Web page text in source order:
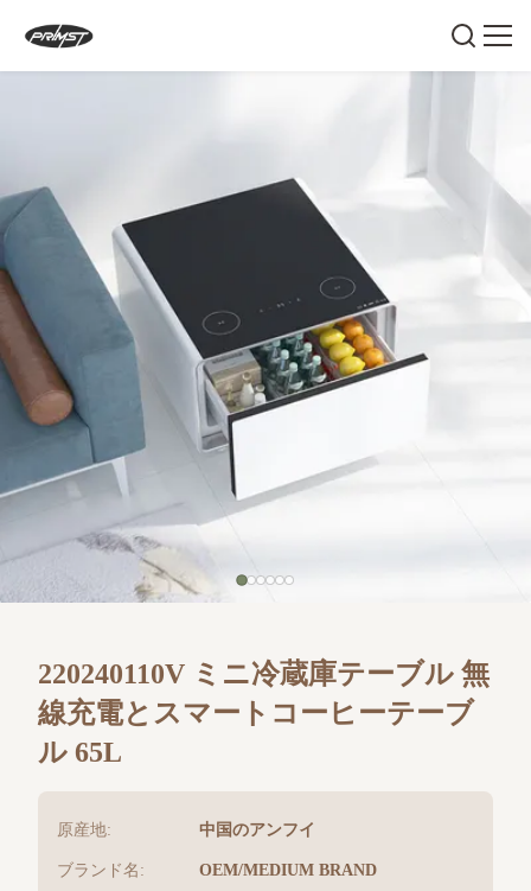
220240110V ミニ冷蔵庫テーブル 無
線充電とスマートコーヒーテーブ
ル 65L
原産地: 中国のアンフイ
ブランド名: OEM/MEDIUM BRAND